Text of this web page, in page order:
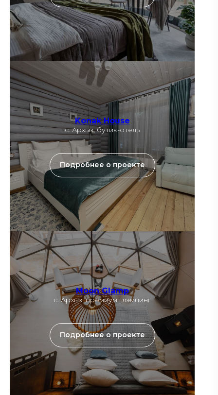
Konak House
с. Архыз, бутик-отель
Подробнее о проекте
Moon Glamp
c. Архыз, премиум глэмпинг
Подробнее о проекте